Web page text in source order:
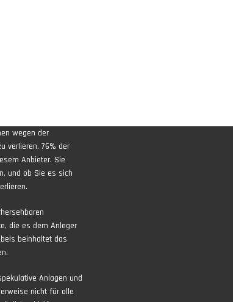
wegen der
verlieren. 76% der
Anbieter. Sie
und ob Sie es sich
die es dem Anleger
beinhaltet das
Anlagen und
nicht für alle